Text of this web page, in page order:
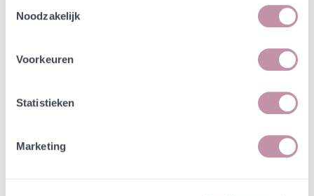
Noodzakelijk
Voorkeuren
Statistieken
Marketing
- + € 0,61
In winkelwagen Bewaren
Natuurvriendelijke kwekerij